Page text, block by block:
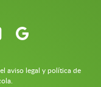
aviso legal y política de